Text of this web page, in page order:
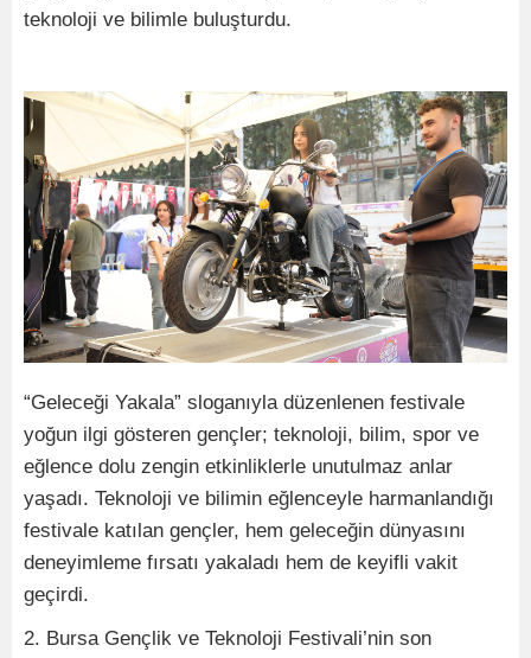
teknoloji ve bilimle buluşturdu.
“Geleceği Yakala” sloganıyla düzenlenen festivale
yoğun ilgi gösteren gençler; teknoloji, bilim, spor ve
eğlence dolu zengin etkinliklerle unutulmaz anlar
yaşadı. Teknoloji ve bilimin eğlenceyle harmanlandığı
festivale katılan gençler, hem geleceğin dünyasını
deneyimleme fırsatı yakaladı hem de keyifli vakit
geçirdi.
2. Bursa Gençlik ve Teknoloji Festivali’nin son